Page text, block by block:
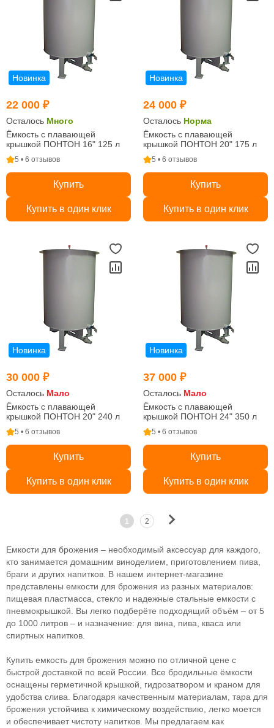
Новинка
22 000 ₽
Осталось Много
Ёмкость с плавающей
крышкой ПОНТОН 16" 125 л
5 • 6 отзывов
Купить
Купить в один клик
Новинка
24 000 ₽
Осталось Норма
Ёмкость с плавающей
крышкой ПОНТОН 20" 175 л
5 • 6 отзывов
Купить
Купить в один клик
Новинка
30 000 ₽
Осталось Мало
Ёмкость с плавающей
крышкой ПОНТОН 20" 240 л
5 • 6 отзывов
Купить
Купить в один клик
Новинка
37 000 ₽
Осталось Мало
Ёмкость с плавающей
крышкой ПОНТОН 24" 350 л
5 • 6 отзывов
Купить
Купить в один клик
1 2
Емкости для брожения – необходимый аксессуар для каждого,
кто занимается домашним виноделием, приготовлением пива,
браги и других напитков. В нашем интернет-магазине
представлены емкости для брожения из разных материалов:
пищевая пластмасса, стекло и надежные стальные емкости с
пневмокрышкой. Вы легко подберёте подходящий объём – от 5
до 1000 литров – и назначение: для вина, пива, кваса или
спиртных напитков.
Купить емкость для брожения можно по отличной цене с
быстрой доставкой по всей России. Все бродильные ёмкости
оснащены герметичной крышкой, гидрозатвором и краном для
удобства слива. Благодаря качественным материалам, тара для
брожения устойчива к химическому воздействию, легко моется
и обеспечивает чистоту напитков. Мы предлагаем как